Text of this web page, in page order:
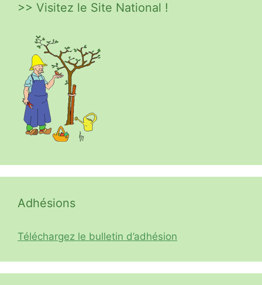
>> Visitez le Site National !
Adhésions
Téléchargez le bulletin d’adhésion